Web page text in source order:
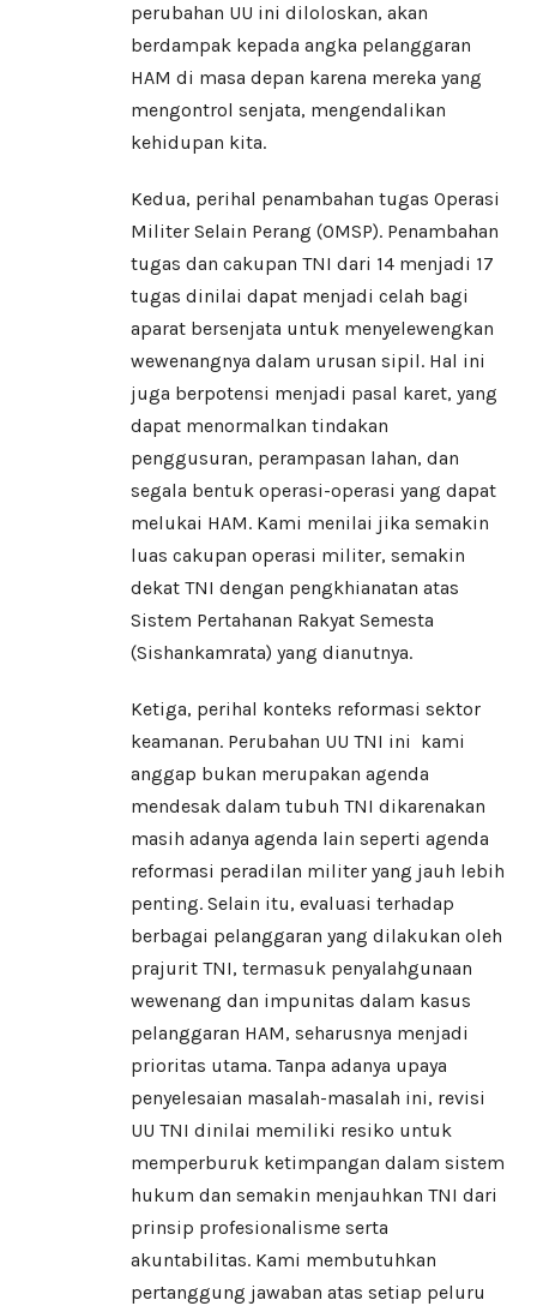
perubahan UU ini diloloskan, akan
berdampak kepada angka pelanggaran
HAM di masa depan karena mereka yang
mengontrol senjata, mengendalikan
kehidupan kita.
Kedua, perihal penambahan tugas Operasi
Militer Selain Perang (OMSP). Penambahan
tugas dan cakupan TNI dari 14 menjadi 17
tugas dinilai dapat menjadi celah bagi
aparat bersenjata untuk menyelewengkan
wewenangnya dalam urusan sipil. Hal ini
juga berpotensi menjadi pasal karet, yang
dapat menormalkan tindakan
penggusuran, perampasan lahan, dan
segala bentuk operasi-operasi yang dapat
melukai HAM. Kami menilai jika semakin
luas cakupan operasi militer, semakin
dekat TNI dengan pengkhianatan atas
Sistem Pertahanan Rakyat Semesta
(Sishankamrata) yang dianutnya.
Ketiga, perihal konteks reformasi sektor
keamanan. Perubahan UU TNI ini kami
anggap bukan merupakan agenda
mendesak dalam tubuh TNI dikarenakan
masih adanya agenda lain seperti agenda
reformasi peradilan militer yang jauh lebih
penting. Selain itu, evaluasi terhadap
berbagai pelanggaran yang dilakukan oleh
prajurit TNI, termasuk penyalahgunaan
wewenang dan impunitas dalam kasus
pelanggaran HAM, seharusnya menjadi
prioritas utama. Tanpa adanya upaya
penyelesaian masalah-masalah ini, revisi
UU TNI dinilai memiliki resiko untuk
memperburuk ketimpangan dalam sistem
hukum dan semakin menjauhkan TNI dari
prinsip profesionalisme serta
akuntabilitas. Kami membutuhkan
pertanggung jawaban atas setiap peluru